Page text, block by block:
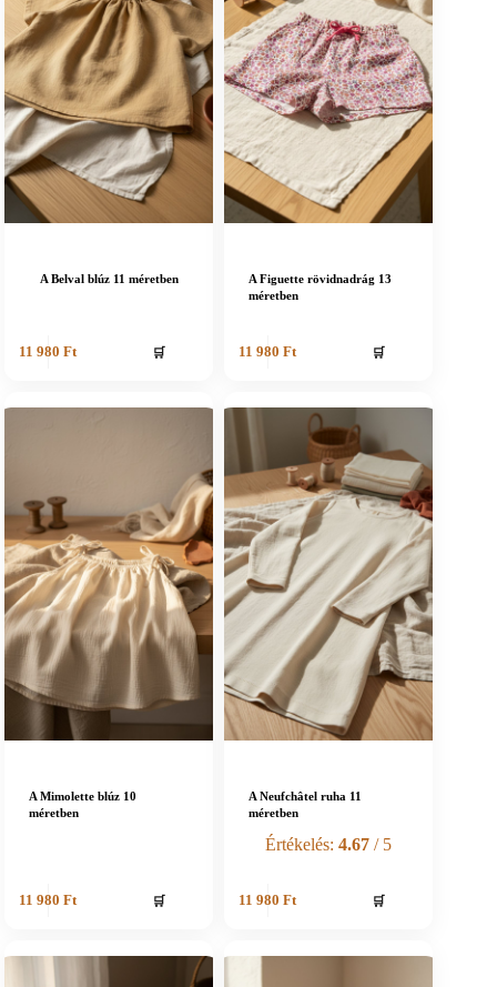
A Belval blúz 11 méretben
11 980Ft 🛒
A Figuette rövidnadrág 13
méretben
11 980Ft 🛒
A Mimolette blúz 10
méretben
11 980Ft 🛒
A Neufchâtel ruha 11
méretben
Értékelés:4.67 / 5
11 980Ft 🛒